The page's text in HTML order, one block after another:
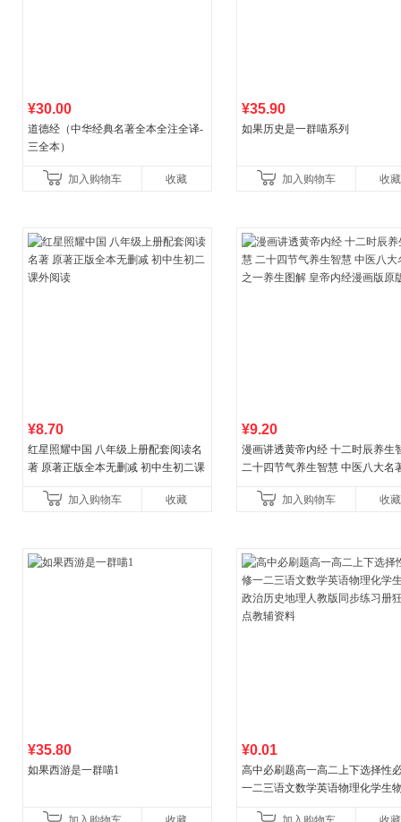
¥30.00
道德经（中华经典名著全本全注全译-
三全本）
加入购物车 收藏
¥35.90
如果历史是一群喵系列
加入购物车 收藏
¥8.70
红星照耀中国 八年级上册配套阅读名
著 原著正版全本无删减 初中生初二课
加入购物车
收藏
¥9.20
漫画讲透黄帝内经 十二时辰养生
二十四节气养生智慧 中医八大名
加入购物车
收藏
¥35.80
如果西游是一群喵1
¥0.01
高中必刷题高一高二上下选择性
一二三语文数学英语物理化学生